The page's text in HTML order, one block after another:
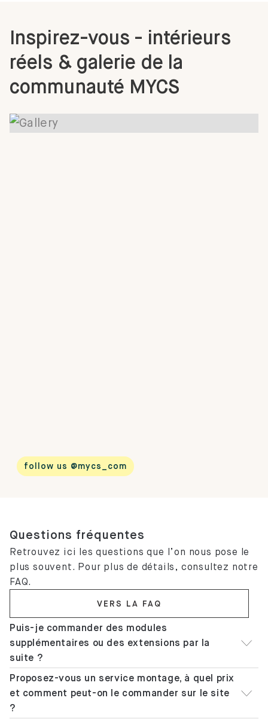
Inspirez-vous - intérieurs
réels & galerie de la
communauté MYCS
follow us @mycs_com
Questions fréquentes
Retrouvez ici les questions que l’on nous pose le
plus souvent. Pour plus de détails, consultez notre
FAQ.
VERS LA FAQ
Puis-je commander des modules
supplémentaires ou des extensions par la
suite ?
Proposez-vous un service montage, à quel prix
et comment peut-on le commander sur le site
?